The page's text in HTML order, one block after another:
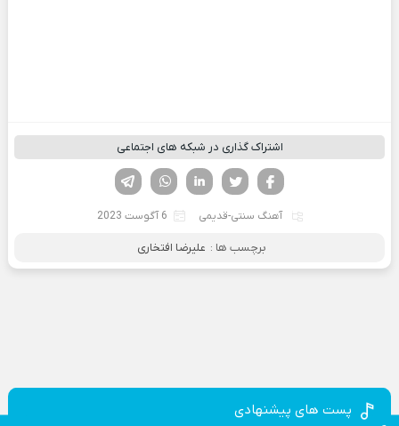
اشتراک گذاری در شبکه های اجتماعی
لینکدین تویتر
فیسوک
آهنگ سنتی-قدیمی 6 آگوست 2023
برچسب ها : علیرضا افتخاری
پست های پیشنهادی